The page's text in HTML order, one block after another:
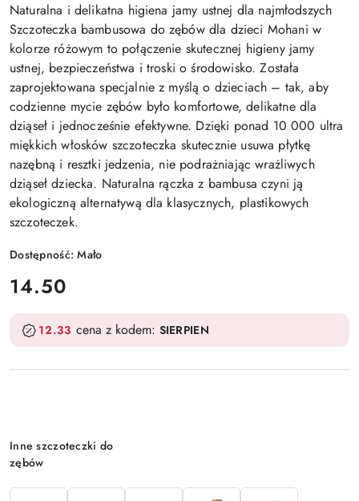
Naturalna i delikatna higiena jamy ustnej dla najmłodszych
Szczoteczka bambusowa do zębów dla dzieci Mohani w
kolorze różowym to połączenie skutecznej higieny jamy
ustnej, bezpieczeństwa i troski o środowisko. Została
zaprojektowana specjalnie z myślą o dzieciach – tak, aby
codzienne mycie zębów było komfortowe, delikatne dla
dziąseł i jednocześnie efektywne. Dzięki ponad 10 000 ultra
miękkich włosków szczoteczka skutecznie usuwa płytkę
nazębną i resztki jedzenia, nie podrażniając wrażliwych
dziąseł dziecka. Naturalna rączka z bambusa czyni ją
ekologiczną alternatywą dla klasycznych, plastikowych
szczoteczek.
Dostępność:Mało
cena:
14.50
12.33 cena z kodem: SIERPIEN
Wariant
Inne szczoteczki do
zębów